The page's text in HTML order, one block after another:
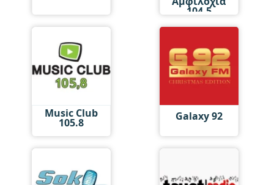
104.5
Music Club
105.8 Galaxy 92